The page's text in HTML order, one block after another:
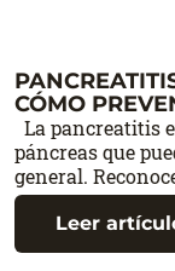
CÓMO
La pancreatitis
páncreas que
general.
Leer